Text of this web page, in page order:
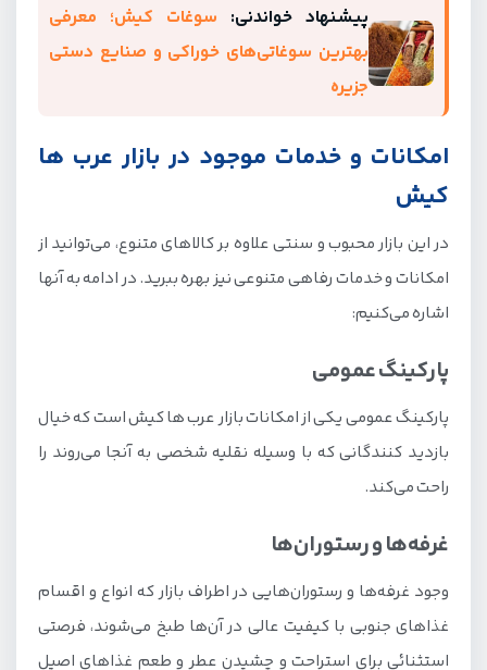
پیشنهاد خواندنی: سوغات کیش؛ معرفی
بهترین سوغاتی‌های خوراکی و صنایع دستی
جزیره
امکانات و خدمات موجود در بازار عرب ها
کیش
در این بازار محبوب و سنتی علاوه بر کالاهای متنوع، می‌توانید از
امکانات و خدمات رفاهی متنوعی نیز بهره ببرید. در ادامه به آنها
اشاره می‌کنیم:
پارکینگ عمومی
پارکینگ عمومی یکی از امکانات بازار عرب ها کیش است که خیال
بازدید کنندگانی که با وسیله نقلیه شخصی به آنجا می‌روند را
راحت می‌کند.
غرفه‌ها و رستوران‌ها
وجود غرفه‌ها و رستوران‌هایی در اطراف بازار که انواع‌ و اقسام
غذاهای جنوبی با کیفیت عالی در آن‌ها طبخ می‌شوند، فرصتی
استثنائی برای استراحت و چشیدن عطر و طعم غذاهای اصیل